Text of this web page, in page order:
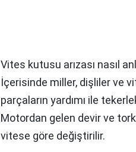
Vites kutusu arızası nasıl
İçerisinde miller, dişliler ve
parçaların yardımı ile
Motordan gelen devir ve
vitese göre değiştirilir.